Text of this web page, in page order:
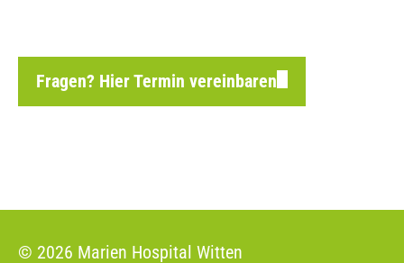
Fragen? Hier Termin vereinbaren
© 2026 Marien Hospital Witten